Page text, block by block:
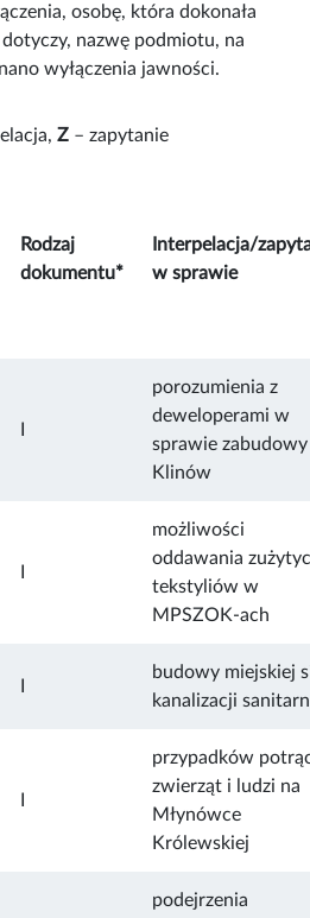
osobę, która dokonała
dotyczy, nazwę podmiotu, na
wyłączenia jawności.
Z – zapytanie
Rodzaj
dokumentu*
Interpelacja/
w sprawie
porozumienia z
deweloperami w
sprawie zabudowy
Klinów
możliwości
oddawania
tekstyliów w
MPSZOK-ach
budowy miejskiej
kanalizacji
przypadków
zwierząt i ludzi na
Młynówce
Królewskiej
podejrzenia